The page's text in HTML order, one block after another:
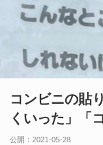
コンビニの貼
くいった」「
公開： 2021-05-28